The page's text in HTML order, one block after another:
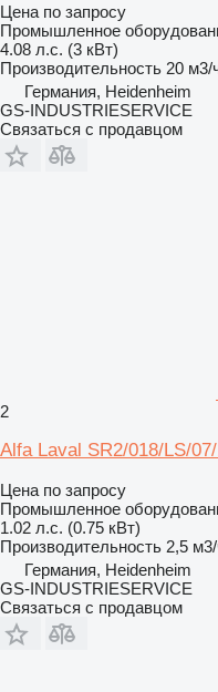
Цена по запросу
Промышленное
4.08 л.с. (3 кВт)
Производительность 20 м3/
Германия, Heidenheim
GS-INDUSTRIESERVICE
Связаться с продавцом
2
Alfa Laval SR2/018/LS/
Цена по запросу
Промышленное
1.02 л.с. (0.75 кВт)
Производительность 2,5
Германия, Heidenheim
GS-INDUSTRIESERVICE
Связаться с продавцом